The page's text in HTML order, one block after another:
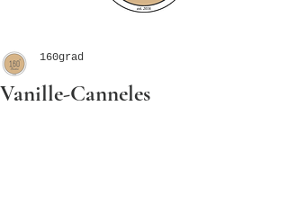
Vanille-Canneles
160grad